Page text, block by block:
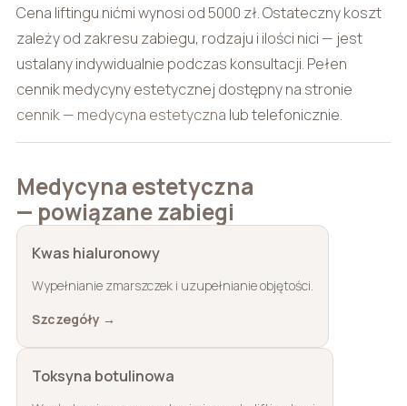
Cena liftingu nićmi wynosi od 5000 zł. Ostateczny koszt
zależy od zakresu zabiegu, rodzaju i ilości nici — jest
ustalany indywidualnie podczas konsultacji. Pełen
cennik medycyny estetycznej dostępny na stronie
cennik — medycyna estetyczna lub telefonicznie.
Medycyna estetyczna
— powiązane zabiegi
Kwas hialuronowy
Wypełnianie zmarszczek i uzupełnianie objętości.
Szczegóły →
Toksyna botulinowa